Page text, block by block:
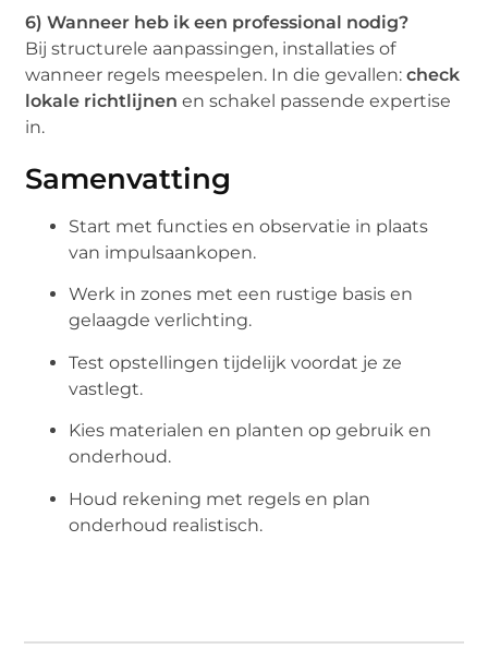
6) Wanneer heb ik een professional nodig?
Bij structurele aanpassingen, installaties of
wanneer regels meespelen. In die gevallen:check
lokale richtlijnen en schakel passende expertise
in.
Samenvatting
Start met functies en observatie in plaats
van impulsaankopen.
Werk in zones met een rustige basis en
gelaagde verlichting.
Test opstellingen tijdelijk voordat je ze
vastlegt.
Kies materialen en planten op gebruik en
onderhoud.
Houd rekening met regels en plan
onderhoud realistisch.